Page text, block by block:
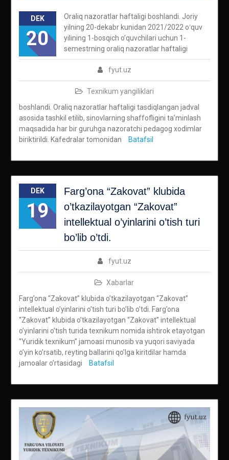
DEK
20
fyut.uz
Texnikum yangiliklari
Oraliq nazoratlar haftaligi boshlandi. Joriy
yilning 20-dekabr kunidan 2021/2022 oʻquv
yilining 1-bosqich o’quvchilari uchun 1-
semestrning oraliq nazoratlar haftaligi
boshlandi. Oraliq nazoratlar haftaligi tasdiqlangan jadval
asosida tashkil etilib, sinovlarning shaffofligini taʼminlash
maqsadida har bir guruhga nazoratchi pedagog xodimlar
biriktirildi. Kafedralar tomonidan
Batafsil
DEK
19
Farg’ona “Zakovat” klubida
o’tkazilayotgan “Zakovat”
intellektual o’yinlarini o’tish turi
bo’lib o’tdi.
fyut.uz
Xabarlar
Farg’ona “Zakovat” klubida o’tkazilayotgan “Zakovat”
intellektual o’yinlarini o’tish turi bo’lib o’tdi. Farg’ona
“Zakovat” klubida o’tkazilayotgan “Zakovat” intellektual
o’yinlarini o’tish turida texnikum nomida ishtirok etayotgan
“Yuridik texnikum” jamoasi munosib va yuqori saviyada
o’yin ko’rsatib, reyting ballarini qo’lga kiritdilar hamda
jamoalar o’rtasidagi
Batafsil